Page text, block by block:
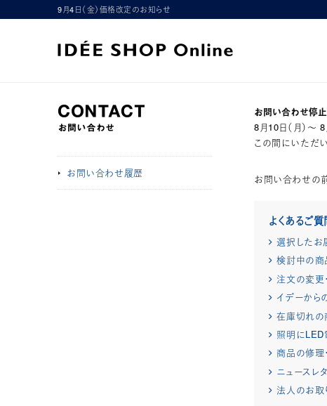
9月4日（金）価格改定のお知らせ
お問い合わせ履歴
お問い合わせ停
8月10日（月）～
この間にいただ
お問い合わせの
よくあるご質
選択したお
検討中の商
注文の変更
イデーから
在庫切れの
照明にLED
商品の修理
ニュースレ
法人のお取